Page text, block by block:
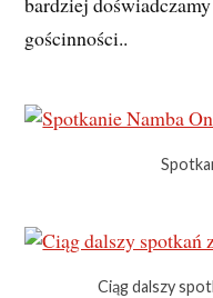
gościnności..
Ciąg dalszy